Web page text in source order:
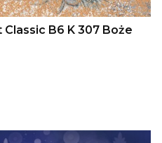
Classic B6 K 307 Boże